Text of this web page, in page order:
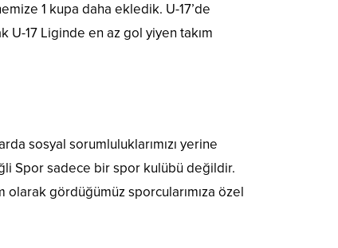
1 kupa daha ekledik. U-17’de
U-17 Liginde en az gol yiyen takım
sosyal sorumluluklarımızı yerine
Spor sadece bir spor kulübü değildir.
olarak gördüğümüz sporcularımıza özel